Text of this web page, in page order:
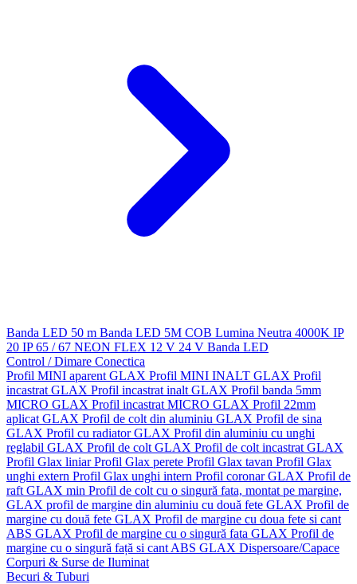
Banda LED 50 m Banda LED 5M COB Lumina Neutra 4000K IP
20 IP 65 / 67 NEON FLEX 12 V 24 V Banda LED
Control / Dimare Conectica
Profil MINI aparent GLAX Profil MINI INALT GLAX Profil
incastrat GLAX Profil incastrat inalt GLAX Profil banda 5mm
MICRO GLAX Profil incastrat MICRO GLAX Profil 22mm
aplicat GLAX Profil de colt din aluminiu GLAX Profil de sina
GLAX Profil cu radiator GLAX Profil din aluminiu cu unghi
reglabil GLAX Profil de colt GLAX Profil de colt incastrat GLAX
Profil Glax liniarProfil Glax perete Profil Glax tavan Profil Glax
unghi extern Profil Glax unghi intern Profil coronar GLAX Profil de
raft GLAX min Profil de colt cu o singură fata, montat pe margine,
GLAX profil de margine din aluminiu cu două fete GLAX Profil de
margine cu două fete GLAX Profil de margine cu doua fete si cant
ABS GLAX Profil de margine cu o singură fata GLAX Profil de
margine cu o singură față si cant ABS GLAX Dispersoare/Capace
Corpuri & Surse de Iluminat
Becuri & Tuburi